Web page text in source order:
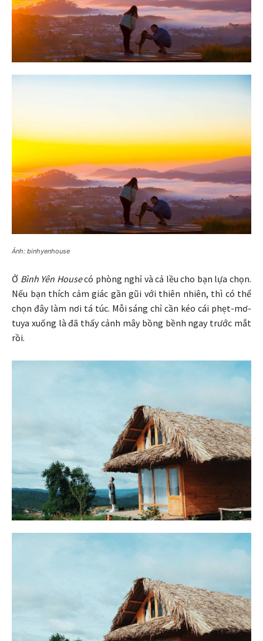
Ảnh: binhyenhouse
Ở Bình Yên Housecó phòng nghỉ và cả lều cho bạn lựa chọn.
Nếu bạn thích cảm giác gần gũi với thiên nhiên, thì có thể
chọn đây làm nơi tá túc. Mỗi sáng chỉ cần kéo cái phẹt-mơ-
tuya xuống là đã thấy cảnh mây bồng bềnh ngay trước mắt
rồi.